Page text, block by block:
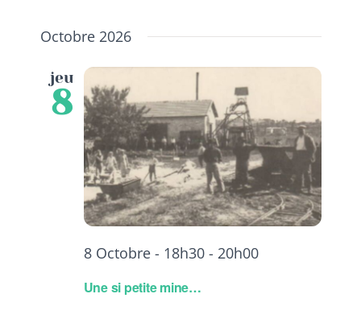
Octobre 2026
jeu
8
Une si petite mine…
8 Octobre - 18h30- 20h00